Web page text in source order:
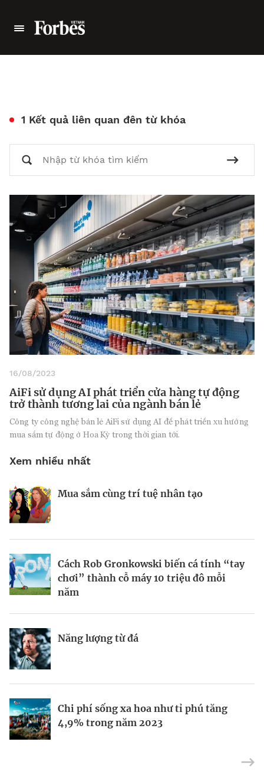
1 Kết quả liên quan đên từ khóa
16/08/2023
AiFi sử dụng AI phát triển cửa hàng tự động
trở thành tương lai của ngành bán lẻ
Công ty công nghệ bán lẻ AiFi sử dụng AI để phát triển xu hướng
mua sắm tự động ở Hoa Kỳ trong thời gian tới.
Xem nhiều nhất
Mua sắm cùng trí tuệ nhân tạo
Cách Rob Gronkowski biến cá tính “tay
chơi” thành cỗ máy 10 triệu đô mỗi
năm
Năng lượng từ đá
Chi phí sống xa hoa như tỉ phú tăng
4,9% trong năm 2023
Nhà sáng lập 25 tuổi và tham vọng lật
Thợ săn khoản vay
Nếu biết tận dụng, AI sẽ giúp điều hành
công ty tốt hơn
Định vị doanh nghiệp Việt trên bản đồ
kinh tế toàn cầu
Kiểm soát bất ổn và bảo vệ sức khỏe
BRANDCONNECT | Brand Contributor
Champagne hàng đầu cho chất riêng
mùa lễ hội
Kết nối liên vùng: Đòn bẩy chiến lược
Mukesh Ambani sắp chuyển giao quyền
điều hành Reliance Industries cho các